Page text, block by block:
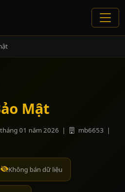
Mật
01 năm 2026 | mb6653 |
Không bán dữ liệu